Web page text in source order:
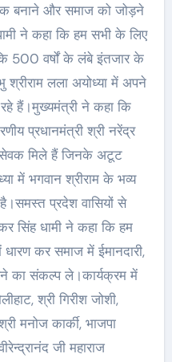
बनाने और समाज को जोड़ने
ने कहा कि हम सभी के लिए
500 वर्षों के लंबे इंतजार के
श्रीराम लला अयोध्या में अपने
रहे हैं।मुख्यमंत्री ने कहा कि
प्रधानमंत्री श्री नरेंद्र
मिले हैं जिनके अटूट
में भगवान श्रीराम के भव्य
प्रदेश वासियों से
सिंह धामी ने कहा कि हम
कर समाज में ईमानदारी,
का संकल्प ले।कार्यक्रम में
श्री गिरीश जोशी,
मनोज कार्की, भाजपा
जी महाराज